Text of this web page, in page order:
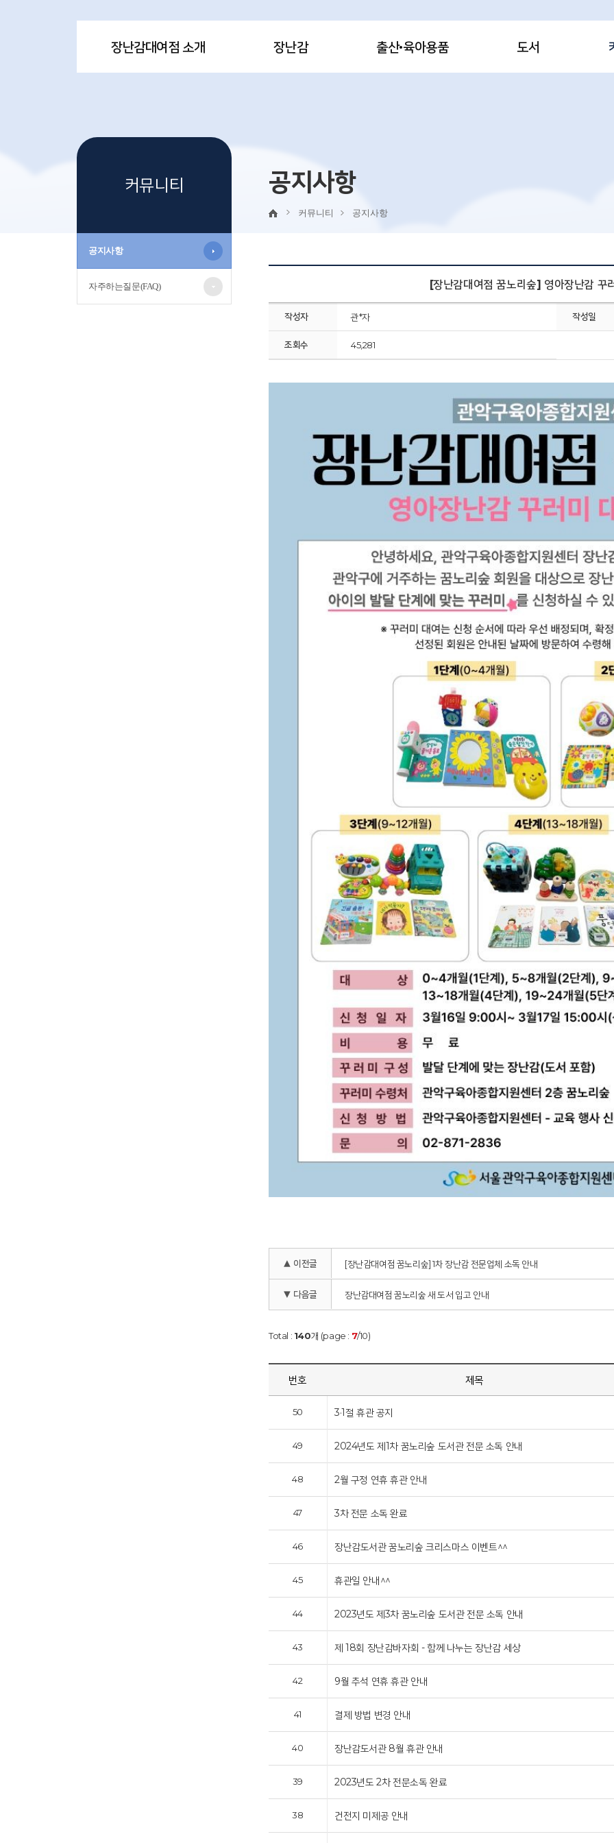
장난감대여점 소개 장난감 출산·육아용품 도서
커뮤니티
공지사항
자주하는질문(FAQ)
공지사항
커뮤니티 공지사항
[장난감대여점 꿈노리숲] 영아장난감 꾸
작성자 관*자 작성일
조회수 45,281
▲ 이전글 [장난감대여점 꿈노리숲] 1차 장난감 전문업체 소독 안내
▼ 다음글 장난감대여점 꿈노리숲 새 도서 입고 안내
Total : 140개 (page : 7/10)
번호 제목
50 3·1절 휴관 공지
49 2024년도 제1차 꿈노리숲 도서관 전문 소독 안내
48 2월 구정 연휴 휴관 안내
47 3차 전문 소독 완료
46 장난감도서관 꿈노리숲 크리스마스 이벤트^^
45 휴관일 안내^^
44 2023년도 제3차 꿈노리숲 도서관 전문 소독 안내
43 제 18회 장난감바자회 - 함께 나누는 장난감 세상
42 9월 추석 연휴 휴관 안내
41 결제 방법 변경 안내
40 장난감도서관 8월 휴관 안내
39 2023년도 2차 전문소독 완료
38 건전지 미제공 안내